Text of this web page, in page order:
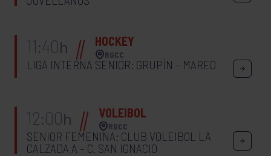
11:40h HOCKEY
RGCC
LIGA INTERNA SENIOR: GRUPÍN – MAREO
12:00h VOLEIBOL
RGCC
SENIOR FEMENINA: CLUB VOLEIBOL LA
CALZADA A – C. SAN IGNACIO